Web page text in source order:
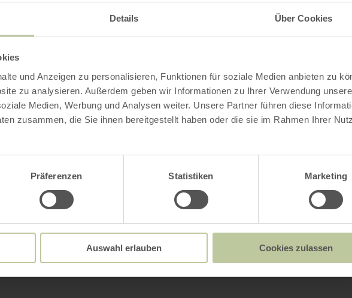
Details Über Cookies
und Anzeigen zu personalisieren, Funktionen für soziale Medien anbieten zu
zu analysieren. Außerdem geben wir Informationen zu Ihrer Verwendung
Medien, Werbung und Analysen weiter. Unsere Partner führen diese
zusammen, die Sie ihnen bereitgestellt haben oder die sie im Rahmen Ihrer
Präferenzen Statistiken Marketing
Auswahl erlauben Cookies zulassen